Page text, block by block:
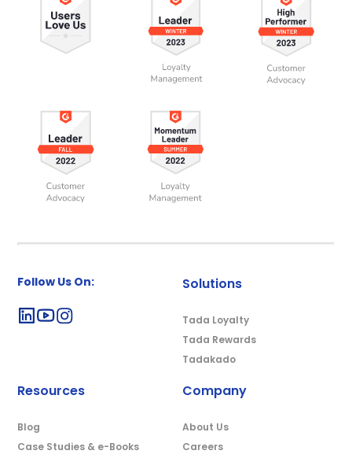
Follow Us On: Solutions
Tada Loyalty
Tada Rewards
Tadakado
Resources
Blog
Case Studies & e-Books
Company
About Us
Careers